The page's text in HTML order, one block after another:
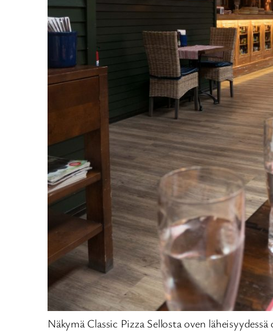
Näkymä Classic Pizza Sellosta oven